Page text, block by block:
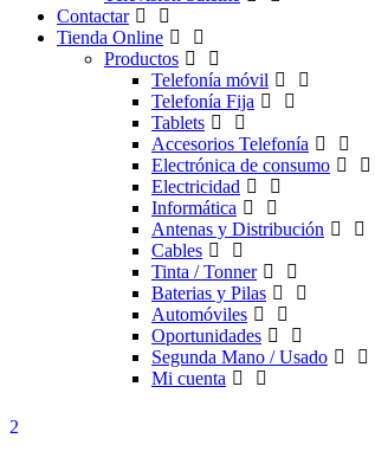
Contactar
Tienda Online
Productos
Telefonía móvil
Telefonía Fija
Tablets
Accesorios Telefonía
Electrónica de consumo
Electricidad
Informática
Antenas y Distribución
Cables
Tinta / Tonner
Baterias y Pilas
Automóviles
Oportunidades
Segunda Mano / Usado
Mi cuenta